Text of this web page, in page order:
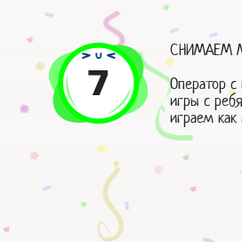
7
СНИМАЕМ
Оператор
игры с
играем